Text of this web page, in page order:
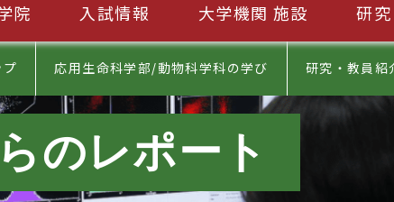
院 入試情報 大学機関 施設 研
のレポート
応用生命科学部/動物科学科の学び 研究・教員紹